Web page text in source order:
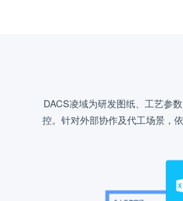
DACS凌域为研发图纸、工艺参
控。针对外部协作及代工场景，